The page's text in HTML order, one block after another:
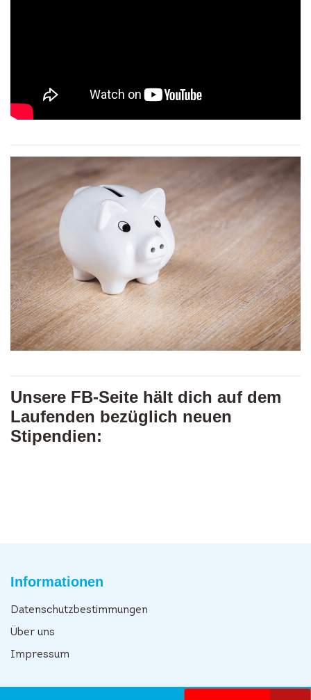
Unsere FB-Seite hält dich auf dem
Laufenden bezüglich neuen
Stipendien:
Informationen
Datenschutzbestimmungen
Über uns
Impressum